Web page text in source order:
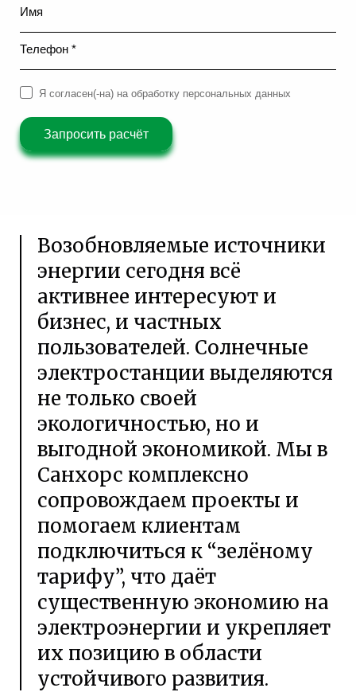
Имя
Телефон *
Запросить расчёт
Я согласен(-на) на обработку персональных данных
Возобновляемые источники
энергии сегодня всё
активнее интересуют и
бизнес, и частных
пользователей. Солнечные
электростанции выделяются
не только своей
экологичностью, но и
выгодной экономикой. Мы в
Санхорс комплексно
сопровождаем проекты и
помогаем клиентам
подключиться к “зелёному
тарифу”, что даёт
существенную экономию на
электроэнергии и укрепляет
их позицию в области
устойчивого развития.